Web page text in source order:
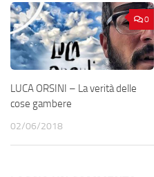
0
LUCA ORSINI – La verità delle
cose gambere
02/06/2018